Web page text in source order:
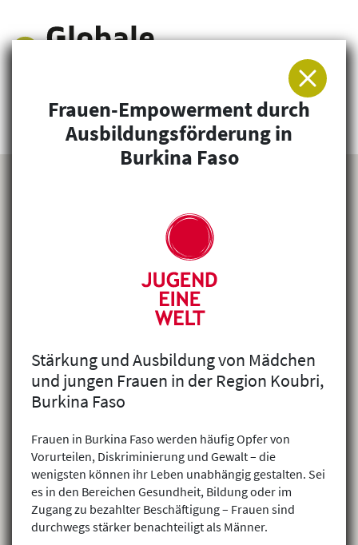
Arbeitsgemeinschaft für Entwicklung und
Humanitäre Hilfe
Frauen-Empowerment durch
Ausbildungsförderung in
Burkina Faso
Stärkung und Ausbildung von Mädchen
und jungen Frauen in der Region Koubri,
Burkina Faso
Frauen in Burkina Faso werden häufig Opfer von
Vorurteilen, Diskriminierung und Gewalt – die
wenigsten können ihr Leben unabhängig gestalten. Sei
es in den Bereichen Gesundheit, Bildung oder im
Zugang zu bezahlter Beschäftigung – Frauen sind
durchwegs stärker benachteiligt als Männer.